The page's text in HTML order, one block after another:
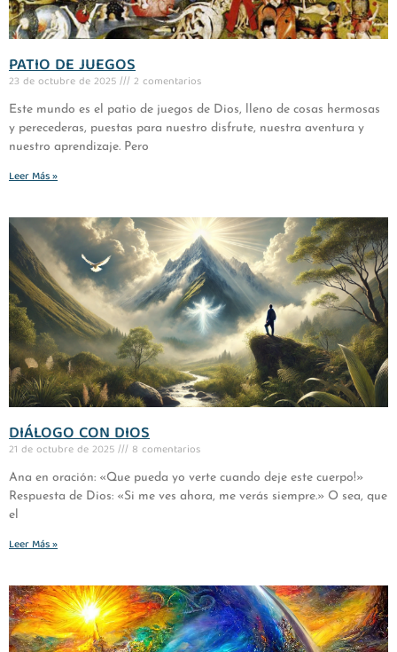
PATIO DE JUEGOS
23 de octubre de 2025 2 comentarios
Este mundo es el patio de juegos de Dios, lleno de cosas hermosas
y perecederas, puestas para nuestro disfrute, nuestra aventura y
nuestro aprendizaje. Pero
Leer Más »
DIÁLOGO CON DIOS
21 de octubre de 2025 8 comentarios
Ana en oración: «Que pueda yo verte cuando deje este cuerpo!»
Respuesta de Dios: «Si me ves ahora, me verás siempre.» O sea, que
el
Leer Más »